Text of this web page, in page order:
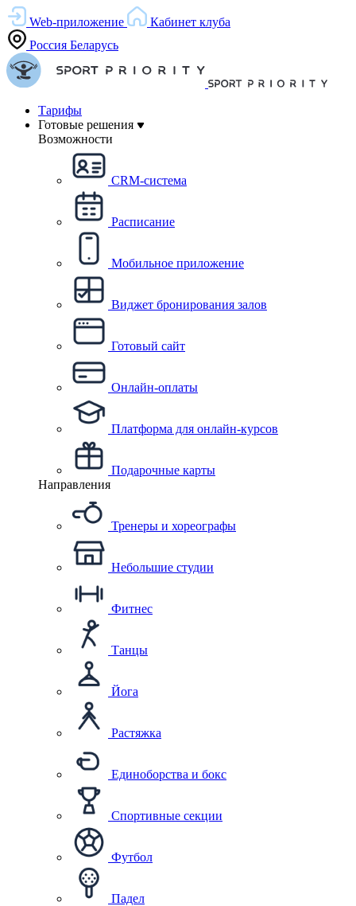
Web-приложение
Кабинет клуба
Россия Беларусь
Тарифы
Готовые решения
Возможности
CRM-система
Расписание
Мобильное приложение
Виджет бронирования залов
Готовый сайт
Онлайн-оплаты
Платформа для онлайн-курсов
Подарочные карты
Направления
Тренеры и хореографы
Небольшие студии
Фитнес
Танцы
Йога
Растяжка
Единоборства и бокс
Спортивные секции
Футбол
Падел